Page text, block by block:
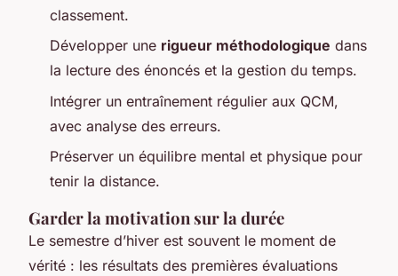
classement.
Développer une rigueur méthodologique dans
la lecture des énoncés et la gestion du temps.
Intégrer un entraînement régulier aux QCM,
avec analyse des erreurs.
Préserver un équilibre mental et physique pour
tenir la distance.
Garder la motivation sur la durée
Le semestre d’hiver est souvent le moment de
vérité : les résultats des premières évaluations